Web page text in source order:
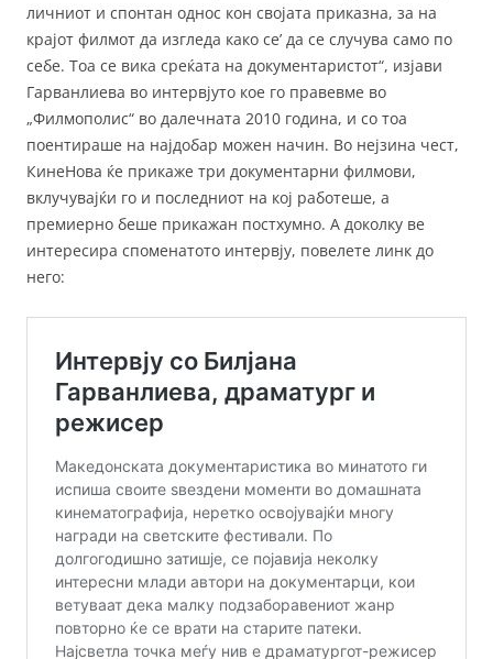
личниот и спонтан однос кон својата приказна, за на
крајот филмот да изгледа како се’ да се случува само по
себе. Тоа се вика среќата на документаристот“, изјави
Гарванлиева во интервјуто кое го правевме во
„Филмополис“ во далечната 2010 година, и со тоа
поентираше на најдобар можен начин. Во нејзина чест,
КинеНова ќе прикаже три документарни филмови,
вклучувајќи го и последниот на кој работеше, а
премиерно беше прикажан постхумно. А доколку ве
интересира споменатото интервју, повелете линк до
него: